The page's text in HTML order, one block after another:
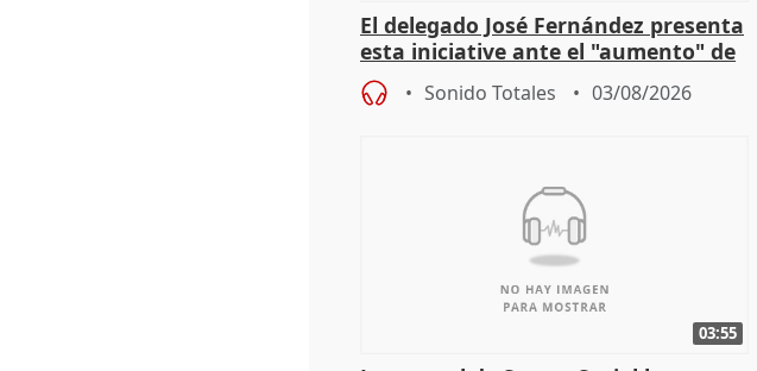
El delegado José Fernández presenta
esta iniciative ante el "aumento" de
personas sin hogar en Madri
Sonido Totales 03/08/2026
03:55